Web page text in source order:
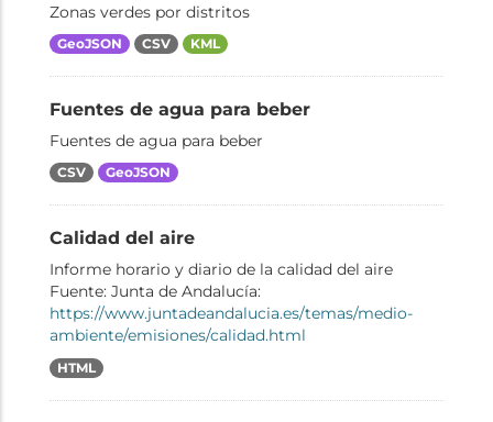
Zonas verdes por distritos
GeoJSON CSV KML
Fuentes de agua para beber
Fuentes de agua para beber
CSV GeoJSON
Calidad del aire
Informe horario y diario de la calidad del aire
Fuente: Junta de Andalucía:
https://www.juntadeandalucia.es/temas/medio-
ambiente/emisiones/calidad.html
HTML